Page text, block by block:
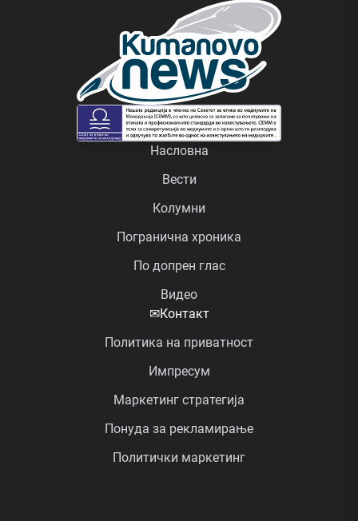
Насловна
Вести
Колумни
Погранична хроника
По допрен глас
Видео
✉Контакт
Политика на приватност
Импресум
Маркетинг стратегија
Понуда за рекламирање
Политички маркетинг